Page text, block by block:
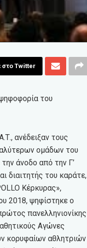
στο Twitter
του
ανέδειξαν τους
ομάδων του
άνοδο από την Γ’
διαιτητής του καράτε,
Κέρκυρας»,
2018, ψηφίστηκε ο
πανελληνιονίκης
Αγώνες
κορυφαίων αθλητριών